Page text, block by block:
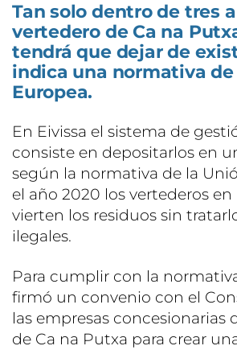
Tan solo dentro de tres
vertedero de Ca na
tendrá que dejar de
indica una normativa de
Europea.
En Eivissa el sistema de
consiste en depositarlos en
según la normativa de la
el año 2020 los vertederos en
vierten los residuos sin
ilegales.
Para cumplir con la
firmó un convenio con el
las empresas concesionarias
de Ca na Putxa para crear